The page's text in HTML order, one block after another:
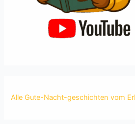
Alle Gute-Nacht-geschichten vom